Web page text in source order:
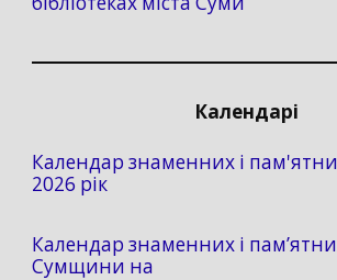
Календарі
Календар знаменних і
2026 рік
Календар знаменних і
Сумщини на